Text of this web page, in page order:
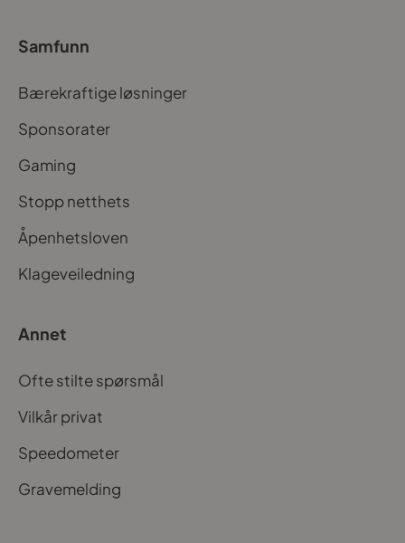
Samfunn
Bærekraftige løsninger
Sponsorater
Gaming
Stopp netthets
Åpenhetsloven
Klageveiledning
Annet
Ofte stilte spørsmål
Vilkår privat
Speedometer
Gravemelding